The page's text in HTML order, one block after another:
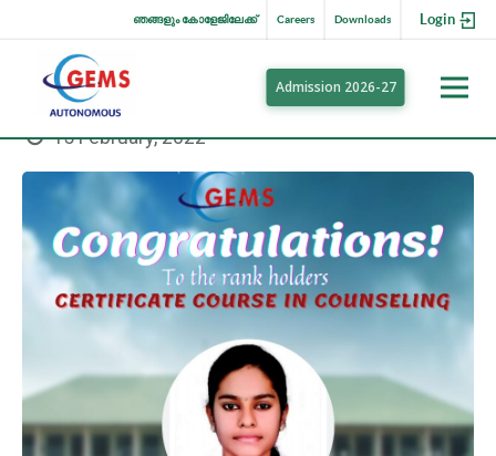
Login
Downloads
Careers
ഞങ്ങളും കോളേജിലേക്ക്
Admission 2026-27
15 February, 2022